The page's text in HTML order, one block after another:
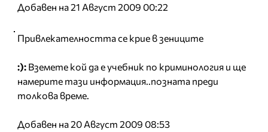
Добавен на 21 Август 2009 00:22
Привлекателността се крие в зениците
:): Вземете кой да е учебник по криминология и ще
намерите тази информация..позната преди
толкова време.
Добавен на 20 Август 2009 08:53